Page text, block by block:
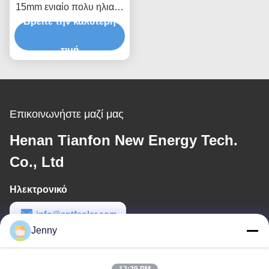
15mm ενιαίο πολυ ηλιακό
φωτοβολταϊκό Carport
Βρείτε την καλύτερη
τιμή
Επικοινωνήστε μαζί μας
Henan Tianfon New Energy Tech.
Co., Ltd
Ηλεκτρονικό
info@cntfsolar.com
Εργασιακό χρόνο
Jenny